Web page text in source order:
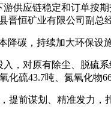
应链稳定和订单按
晋恒矿业有限公司副总
，持续加大环保设
对原有除尘、脱硫
硫43.7吨、氮氧化物
前谋划、精准发力，